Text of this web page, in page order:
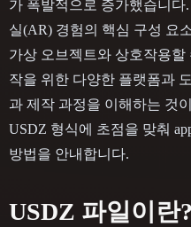
가 폭발적으로 증가했습니다
실(AR) 경험의 핵심 구성 요
가상 오브젝트와 상호작용할
작을 위한 다양한 플랫폼과
과 제작 과정을 이해하는 것
USDZ 형식에 초점을 맞춰
방법을 안내합니다.
USDZ 파일이란?